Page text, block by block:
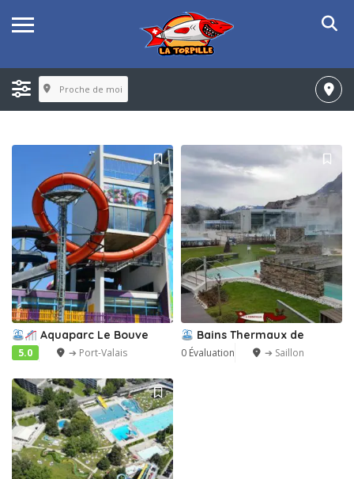
Proche de moi
Aquaparc Le Bouve
5.0 ➔ Port-Valais
Bains Thermaux de
0 Évaluation ➔ Saillon